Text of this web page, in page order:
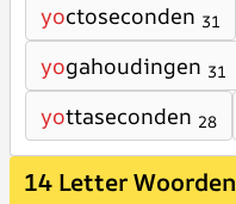
yoctoseconden 31
yogahoudingen 31
yottaseconden 28
14 Letter Woorden